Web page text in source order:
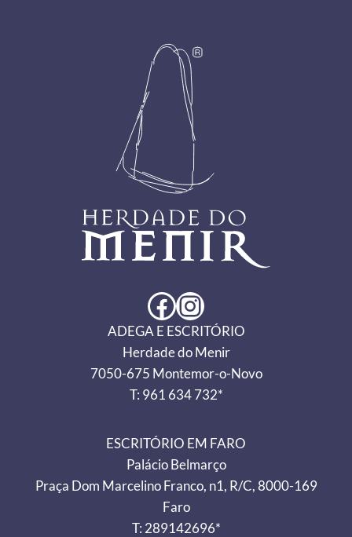
Facebook Instagram
ADEGA E ESCRITÓRIO
Herdade do Menir
7050-675 Montemor-o-Novo
T: 961 634 732*
ESCRITÓRIO EM FARO
Palácio Belmarço
Praça Dom Marcelino Franco, n1, R/C, 8000-169
Faro
T: 289142696*